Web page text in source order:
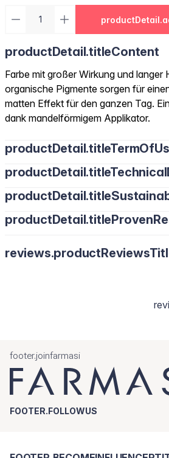
productDetail.titleContent
Farbe mit großer Wirkung und langer
organische Pigmente sorgen für
matten Effekt für den ganzen Tag.
dank mandelförmigem Applikator.
footer.joinfarmasi
FOOTER.FOLLOWUS